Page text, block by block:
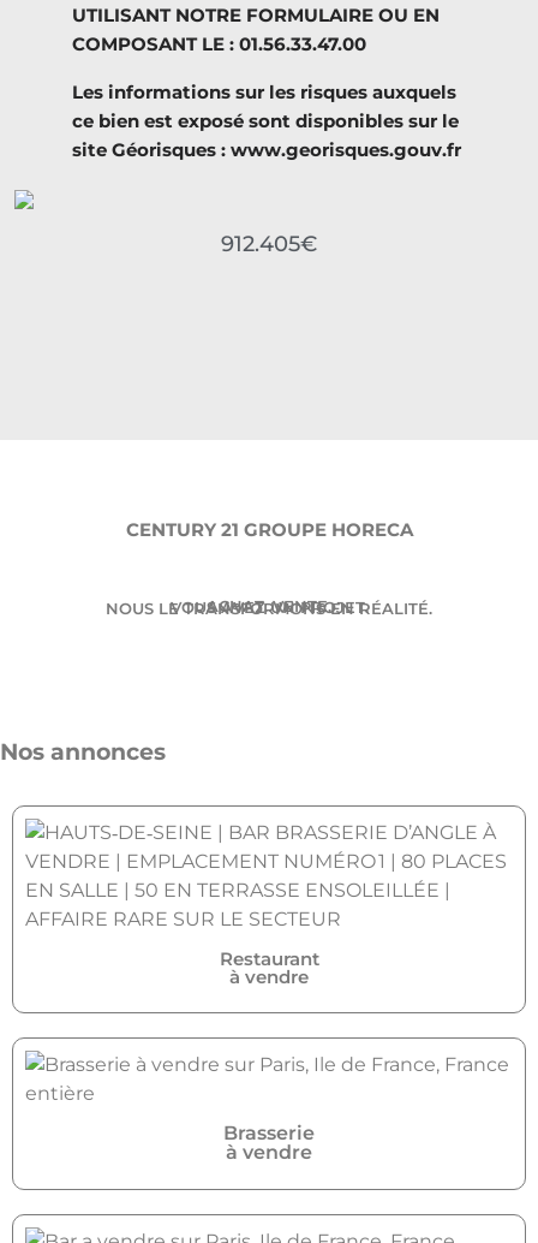
UTILISANT NOTRE FORMULAIRE OU EN
COMPOSANT LE : 01.56.33.47.00
Les informations sur les risques auxquels
ce bien est exposé sont disponibles sur le
site Géorisques : www.georisques.gouv.fr
912.405€
CENTURY 21 GROUPE HORECA
ACHAT. VENTE.
VOUS AVEZ UN PROJET.
NOUS LE TRANSFORMONS EN RÉALITÉ.
Nos annonces
Restaurant
à vendre
Brasserie
à vendre